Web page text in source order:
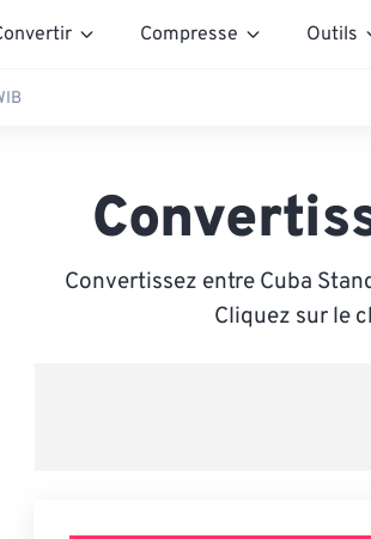
Compresse Outils
Convertissez entre Cuba
Cliquez sur le